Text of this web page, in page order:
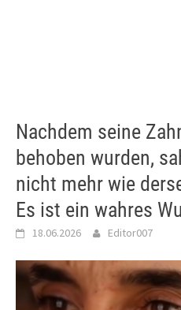
Nachdem seine
behoben wurden,
nicht mehr wie
Es ist ein wahres
18.06.2026 Editor007